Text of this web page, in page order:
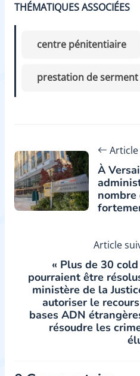
THÉMATIQUES ASSOCIÉES
centre pénitentiaire
prestation de serment
À
nombre
Article
« Plus de 30
pourraient être
ministère de la
autoriser le
bases ADN
résoudre les